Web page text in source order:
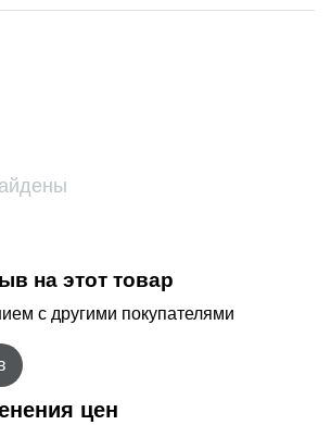
на этот товар
с другими покупателями
цен